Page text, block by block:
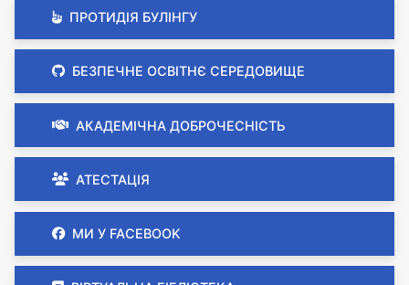
ПРОТИДІЯ БУЛІНГУ
БЕЗПЕЧНЕ ОСВІТНЄ СЕРЕДОВИЩЕ
АКАДЕМІЧНА ДОБРОЧЕСНІСТЬ
АТЕСТАЦІЯ
МИ У FACEBOOK